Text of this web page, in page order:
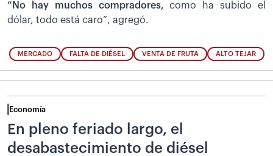
“No hay muchos compradores,como ha subido el
dólar, todo está caro”, agregó.
MERCADO FALTA DE DIÉSEL VENTA DE FRUTA ALTO TEJAR
Economía
En pleno feriado largo, el
desabastecimiento de diésel